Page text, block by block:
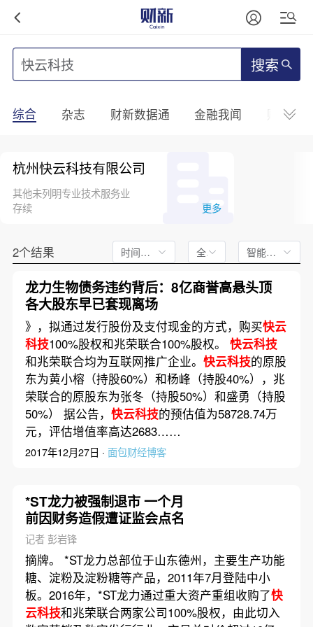
搜索
综合 杂志 财新数据通 金融我闻 财新
杭州快云科技有限公司
其他未列明专业技术服务业
存续
更多
2个结果 时间不限 全文 智能排序
龙力生物债务违约背后：8亿商誉高悬头顶
各大股东早已套现离场
》，拟通过发行股份及支付现金的方式，购买快云
科技100%股权和兆荣联合100%股权。 快云科技
和兆荣联合均为互联网推广企业。 快云科技的原股
东为黄小榕（持股60%）和杨峰（持股40%），兆
荣联合的原股东为张冬（持股50%）和盛勇（持股
50%） 据公告， 快云科技的预估值为58728.74万
元，评估增值率高达2683……
2017年12月27日 · 面包财经博客
*ST龙力被强制退市 一个月
前因财务造假遭证监会点名
记者 彭岩锋
摘牌。 *ST龙力总部位于山东德州，主要生产功能
糖、淀粉及淀粉糖等产品，2011年7月登陆中小
板。2016年，*ST龙力通过重大资产重组收购了快
云科技和兆荣联合两家公司100%股权，由此切入